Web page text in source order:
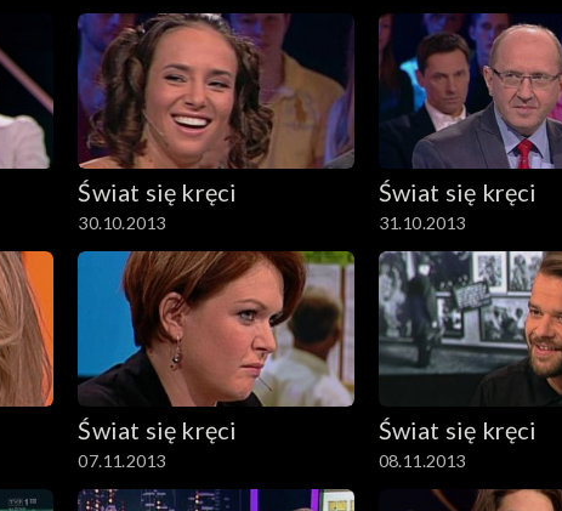
Świat się kręci
30.10.2013
Świat się kręci
31.10.2013
Świat się kręci
07.11.2013
Świat się kręci
08.11.2013